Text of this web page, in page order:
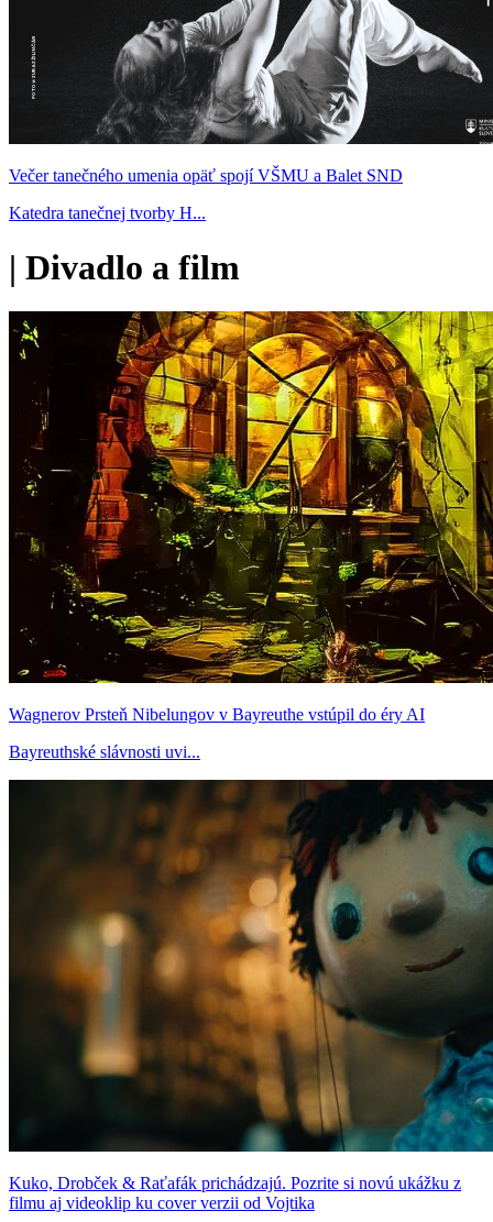
Večer tanečného umenia opäť spojí VŠMU a Balet SND
Katedra tanečnej tvorby H...
| Divadlo a film
Wagnerov Prsteň Nibelungov v Bayreuthe vstúpil do éry AI
Bayreuthské slávnosti uvi...
Kuko, Drobček & Raťafák prichádzajú. Pozrite si novú ukážku z
filmu aj videoklip ku cover verzii od Vojtika